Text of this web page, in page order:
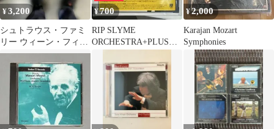
¥3,200
シュトラウス・ファミ
リー ウィーン・フィル
ハーモニー管弦楽団
CD
¥700
RIP SLYME
ORCHESTRA+PLUS
¥2,000
Karajan Mozart
Symphonies